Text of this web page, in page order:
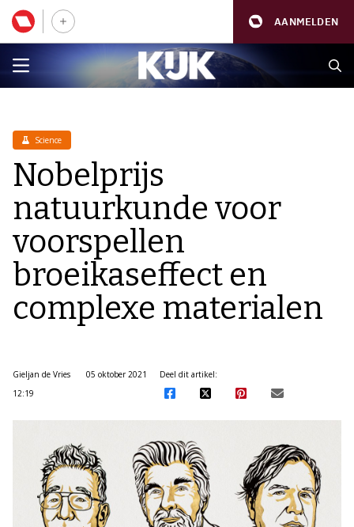
AANMELDEN
Science
Nobelprijs
natuurkunde voor
voorspellen
broeikaseffect en
complexe materialen
Gieljan de Vries
05 oktober 2021
12:19
Deel dit artikel: